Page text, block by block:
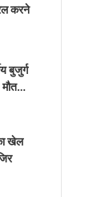
करने
बुजुर्ग
मौत…
खेल